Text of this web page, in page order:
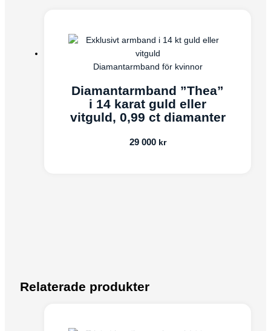
Diamantarmband för kvinnor
Diamantarmband ”Thea”
i 14 karat guld eller
vitguld, 0,99 ct diamanter
29 000 kr
Relaterade produkter